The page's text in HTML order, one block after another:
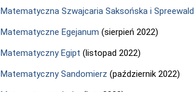
Matematyczna Szwajcaria Saksońska i Spreewald
Matematyczne Egejanum (sierpień 2022)
Matematyczny Egipt (listopad 2022)
Matematyczny Sandomierz (październik 2022)